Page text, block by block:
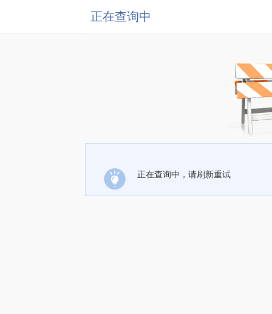
正在查询中
正在查询中，请刷新重试